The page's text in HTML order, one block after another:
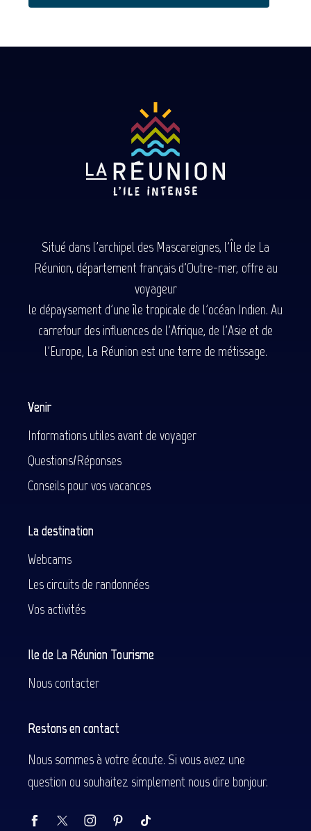
Situé dans l'archipel des Mascareignes, l'Île de La
Réunion, département français d'Outre-mer, offre au
voyageur
le dépaysement d'une île tropicale de l'océan Indien. Au
carrefour des influences de l'Afrique, de l'Asie et de
l'Europe, La Réunion est une terre de métissage.
Venir
Informations utiles avant de voyager
Questions/Réponses
Conseils pour vos vacances
La destination
Webcams
Les circuits de randonnées
Vos activités
Ile de La Réunion Tourisme
Nous contacter
Restons en contact
Nous sommes à votre écoute. Si vous avez une
question ou souhaitez simplement nous dire bonjour.